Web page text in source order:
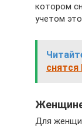
котором
учетом
Для